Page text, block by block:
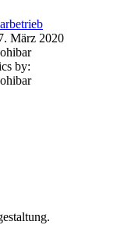
März 2020
by: